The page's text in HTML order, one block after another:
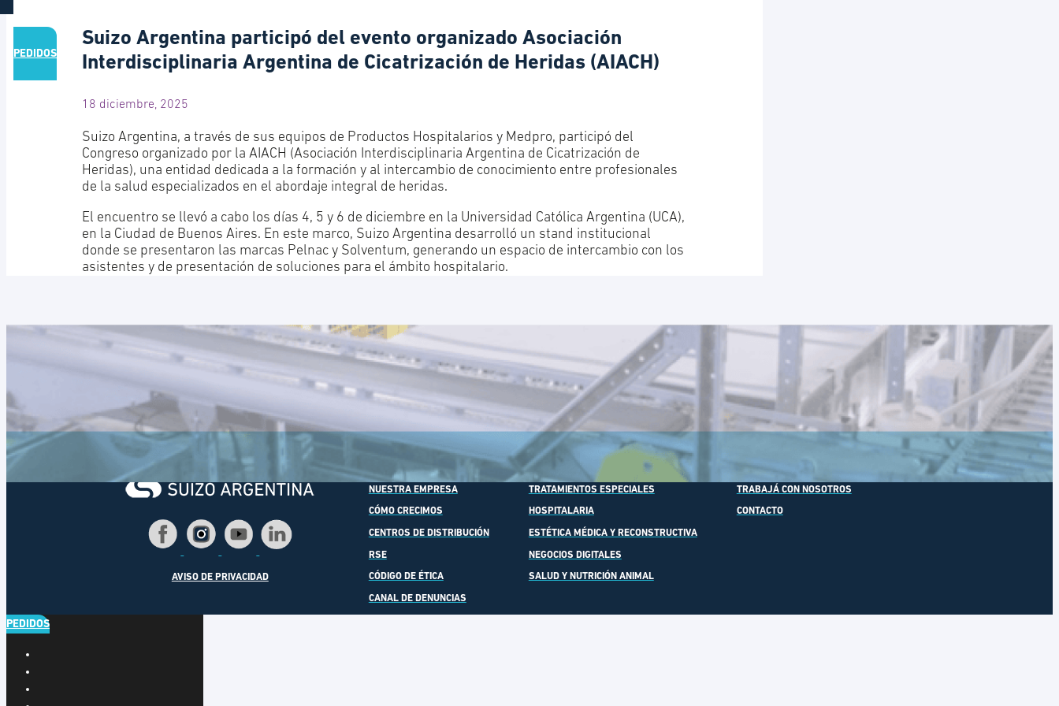
PEDIDOS
Suizo Argentina participó del evento organizado Asociación
Interdisciplinaria Argentina de Cicatrización de Heridas (AIACH)
18 diciembre, 2025
Suizo Argentina, a través de sus equipos de Productos Hospitalarios y Medpro, participó del
Congreso organizado por la AIACH (Asociación Interdisciplinaria Argentina de Cicatrización de
Heridas), una entidad dedicada a la formación y al intercambio de conocimiento entre profesionales
de la salud especializados en el abordaje integral de heridas.
El encuentro se llevó a cabo los días 4, 5 y 6 de diciembre en la Universidad Católica Argentina (UCA),
en la Ciudad de Buenos Aires. En este marco, Suizo Argentina desarrolló un stand institucional
donde se presentaron las marcas Pelnac y Solventum, generando un espacio de intercambio con los
asistentes y de presentación de soluciones para el ámbito hospitalario.
AVISO DE PRIVACIDAD
NUESTRA EMPRESA
CÓMO CRECIMOS
CENTROS DE DISTRIBUCIÓN
RSE
CÓDIGO DE ÉTICA
CANAL DE DENUNCIAS
ESPECIALIDAD MEDICINAL
TRATAMIENTOS ESPECIALES
HOSPITALARIA
ESTÉTICA MÉDICA Y RECONSTRUCTIVA
NEGOCIOS DIGITALES
SALUD Y NUTRICIÓN ANIMAL
NOVEDADES
TRABAJÁ CON NOSOTROS
CONTACTO
PEDIDOS